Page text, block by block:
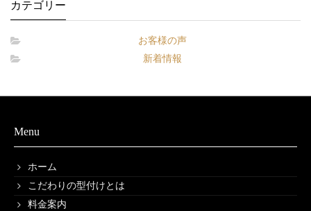
カテゴリー
お客様の声
新着情報
Menu
ホーム
こだわりの型付けとは
料金案内